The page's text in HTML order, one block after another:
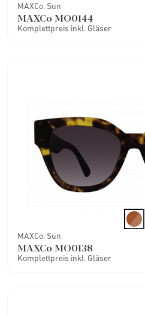
MAXCo. Sun
MAXCo MO0144
Komplettpreis inkl. Gläser
MAXCo. Sun
MAXCo MO0138
Komplettpreis inkl. Gläser